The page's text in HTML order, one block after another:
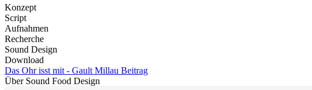
Konzept
Script
Aufnahmen
Recherche
Sound Design
Download
Das Ohr isst mit - Gault Millau Beitrag
Über Sound Food Design